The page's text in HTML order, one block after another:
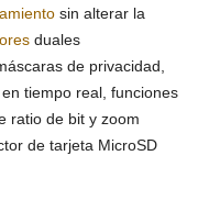
sin alterar la
duales
de privacidad,
tiempo real, funciones
ratio de bit y zoom
de tarjeta MicroSD